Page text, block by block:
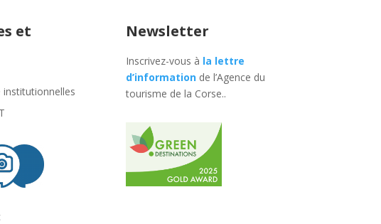
et
institutionnelles
Newsletter
Inscrivez-vous à la lettre
d’information de l’Agence du
tourisme de la Corse..